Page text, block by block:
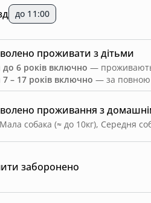
проживання з
собака (≈ до 10кг), Середня
до 11:00
проживати з дітьми
до 6 років включно — проживають
7 – 17 років включно — за повною
заборонено